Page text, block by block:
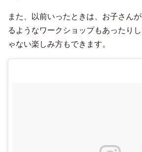
また、以前いったときは、お子さん
るようなワークショップもあったり
ゃない楽しみ方もできます。